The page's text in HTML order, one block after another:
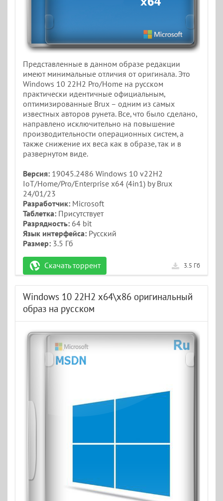
Представленные в данном образе редакции
имеют минимальные отличия от оригинала. Это
Windows 10 22H2 Pro/Home на русском
практически идентичные официальным,
оптимизированные Brux – одним из самых
известных авторов рунета. Все, что было сделано,
направлено исключительно на повышение
производительности операционных систем, а
также снижение их веса как в образе, так и в
развернутом виде.
Версия: 19045.2486 Windows 10 v22H2
IoT/Home/Pro/Enterprise x64 (4in1) by Brux
24/01/23
Разработчик: Microsoft
Таблетка: Присутствует
Разрядность: 64 bit
Язык интерфейса: Русский
Размер: 3.5 Гб
Скачать торрент 3.5 Гб
Windows 10 22H2 x64\x86 оригинальный
образ на русском